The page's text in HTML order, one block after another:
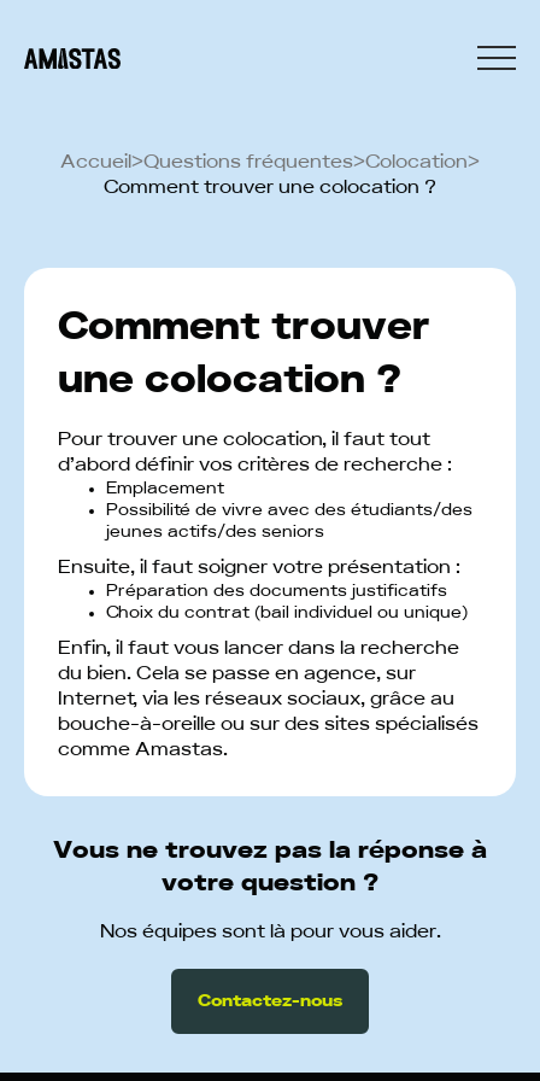
Accueil>Questions fréquentes>Colocation>
Comment trouver une colocation ?
Comment trouver
une colocation ?
Pour trouver une colocation, il faut tout
d’abord définir vos critères de recherche :
Emplacement
Possibilité de vivre avec des étudiants/des
jeunes actifs/des seniors
Ensuite, il faut soigner votre présentation :
Préparation des documents justificatifs
Choix du contrat (bail individuel ou unique)
Enfin, il faut vous lancer dans la recherche
du bien. Cela se passe en agence, sur
Internet, via les réseaux sociaux, grâce au
bouche-à-oreille ou sur des sites spécialisés
comme Amastas.
Vous ne trouvez pas la réponse à
votre question ?
Nos équipes sont là pour vous aider.
Contactez-nous